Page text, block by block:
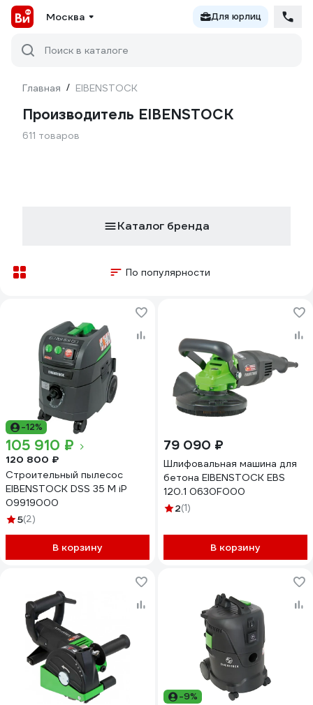
Москва Для юрлиц
Поиск в каталоге
Главная / EIBENSTOCK
Производитель EIBENSTOCK
611 товаров
Каталог бренда
По популярности
-12%
105 910 ₽
120 800 ₽
Строительный пылесос
EIBENSTOCK DSS 35 M iP
09919000
5(2)
В корзину
79 090 ₽
Шлифовальная машина для
бетона EIBENSTOCK EBS
120.1 0630F000
2(1)
В корзину
-9%